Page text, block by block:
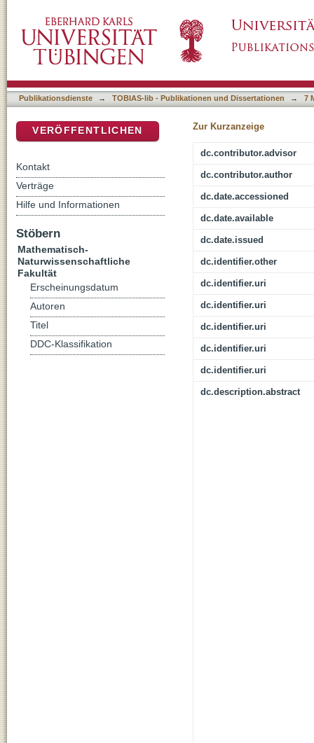
the small intestine
Publikationsdienste → TOBIAS-lib - Publikationen und Dissertationen → 7
Zur Kurzanzeige
dc.contributor.advisor
dc.contributor.author
dc.date.accessioned
dc.date.available
dc.date.issued
dc.identifier.other
dc.identifier.uri
dc.identifier.uri
dc.identifier.uri
dc.identifier.uri
dc.identifier.uri
dc.description.abstract
VERÖFFENTLICHEN
Kontakt
Verträge
Hilfe und Informationen
Stöbern
Mathematisch-
Naturwissenschaftliche
Fakultät
Erscheinungsdatum
Autoren
Titel
DDC-Klassifikation